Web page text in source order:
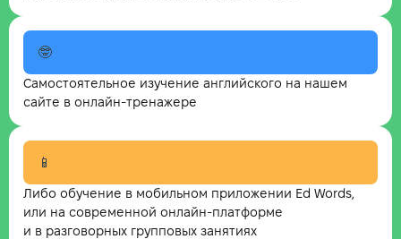
🤓
Самостоятельное изучение английского на нашем
сайте в онлайн-тренажере
📱
Либо обучение в мобильном приложении Ed Words,
или на современной онлайн-платформе
и в разговорных групповых занятиях